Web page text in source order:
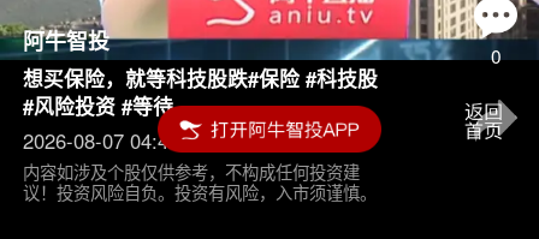
0
阿牛智投
想买保险，就等科技股跌#保险 #科技股
#风险投资 #等待
2026-08-07 04:45
内容如涉及个股仅供参考，不构成任何投资建
议！投资风险自负。投资有风险，入市须谨慎。